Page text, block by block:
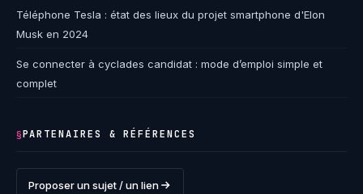
Téléphone Tesla : état des lieux du projet smartphone d'Elon
Musk en 2024
Se connecter à cyclades candidat : mode d’emploi simple et
complet
§PARTENAIRES & RÉFÉRENCES
Proposer un sujet / un lien